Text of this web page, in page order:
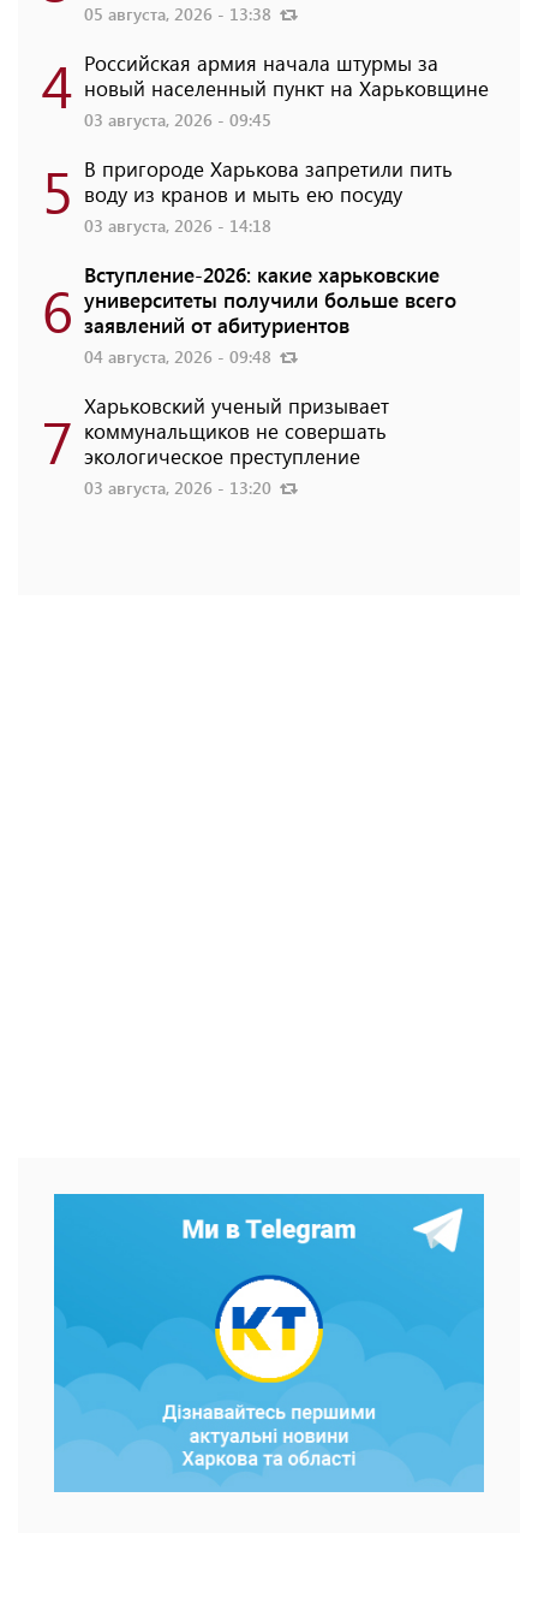
05 августа, 2026 - 13:38
4 Российская армия начала штурмы за
новый населенный пункт на Харьковщине
03 августа, 2026 - 09:45
5 В пригороде Харькова запретили пить
воду из кранов и мыть ею посуду
03 августа, 2026 - 14:18
6 Вступление-2026: какие харьковские
университеты получили больше всего
заявлений от абитуриентов
04 августа, 2026 - 09:48
7 Харьковский ученый призывает
коммунальщиков не совершать
экологическое преступление
03 августа, 2026 - 13:20